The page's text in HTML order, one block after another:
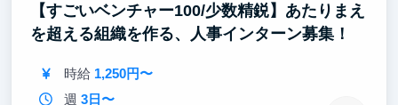
【すごいベンチャー100/少数精鋭】あたりまえ
を超える組織を作る、人事インターン募集！
時給 1,250円〜
週 3日〜